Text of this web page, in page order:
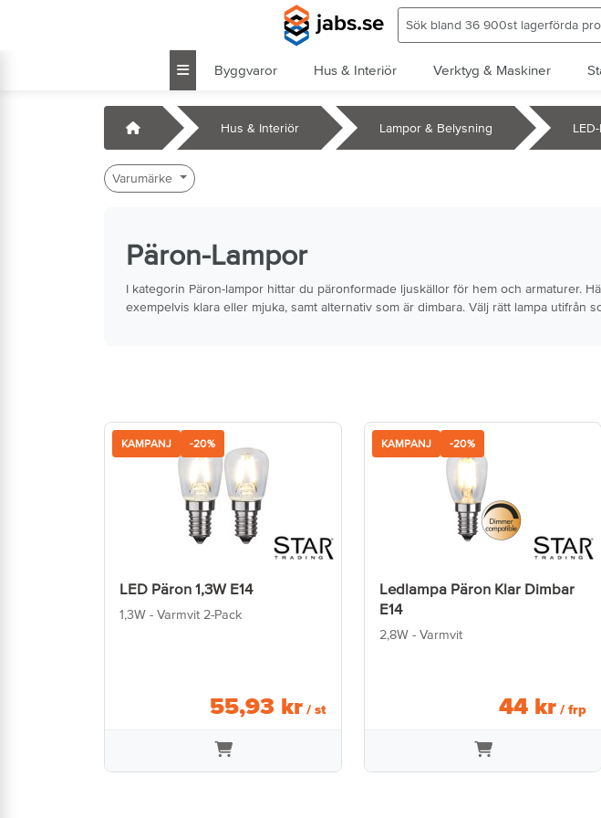
jabs.se
Byggvaror Hus & Interiör Verktyg & Maskiner
Startsida Hus & Interiör Lampor & Belysning
Varumärke
Päron-Lampor
I kategorin Päron-lampor hittar du päronformade ljuskällor för hem och armaturer.
exempelvis klara eller mjuka, samt alternativ som är dimbara. Välj rätt lampa utifrån
KAMPANJ -20%
LED Päron 1,3W E14
1,3W - Varmvit 2-Pack
55,93 kr / st
KAMPANJ -20%
Ledlampa Päron Klar Dimbar
E14
2,8W - Varmvit
44 kr / frp